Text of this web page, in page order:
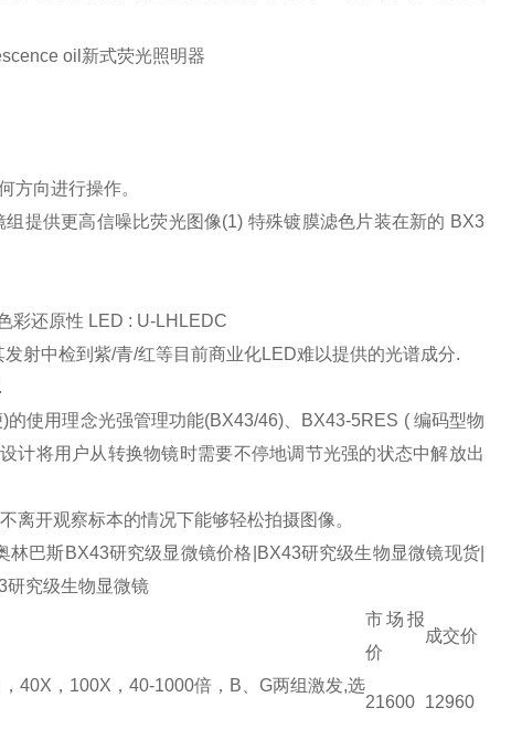
fluorescence oil新式荧光照明器
方向进行操作。
提供更高信噪比荧光图像(1) 特殊镀膜滤色片装在新的 BX3
还原性 LED : U-LHLEDC
射中检到紫/青/红等目前商业化LED难以提供的光谱成分.
使用理念光强管理功能(BX43/46)、BX43-5RES ( 编码型物
计将用户从转换物镜时需要不停地调节光强的状态中解放出
离开观察标本的情况下能够轻松拍摄图像。
巴斯BX43研究级显微镜价格|BX43研究级生物显微镜现货|
研究级生物显微镜
市场报
价
成交价
40X，100X，40-1000倍，B、G两组激发,选
21600 12960